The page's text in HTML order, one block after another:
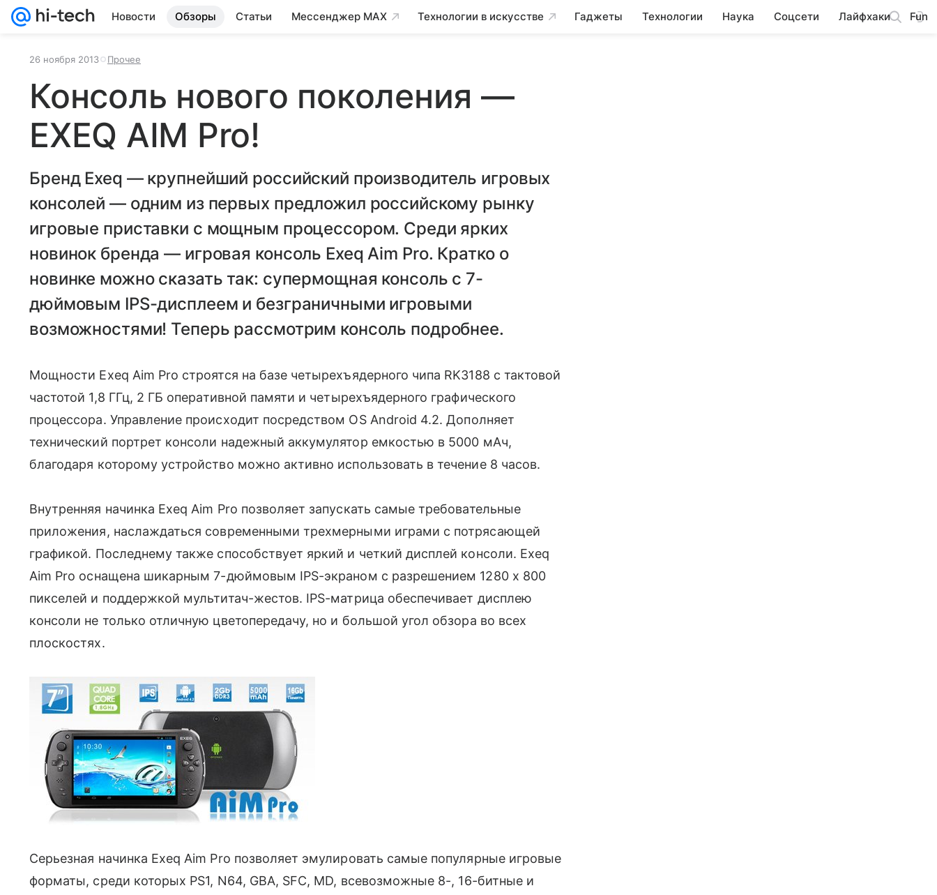
Новости Обзоры Статьи Мессенджер MAX Технологии в искусстве Гаджеты Технологии Наука Соцсети Лайфхаки Fun
26 ноября 2013 Прочее
Консоль нового поколения —
EXEQ AIM Pro!
Бренд Exeq — крупнейший российский производитель игровых
консолей — одним из первых предложил российскому рынку
игровые приставки с мощным процессором. Среди ярких
новинок бренда — игровая консоль Exeq Aim Pro. Кратко о
новинке можно сказать так: супермощная консоль с 7-
дюймовым IPS-дисплеем и безграничными игровыми
возможностями! Теперь рассмотрим консоль подробнее.
Мощности Exeq Aim Pro строятся на базе четырехъядерного чипа RK3188 с тактовой
частотой 1,8 ГГц, 2 ГБ оперативной памяти и четырехъядерного графического
процессора. Управление происходит посредством OS Android 4.2. Дополняет
технический портрет консоли надежный аккумулятор емкостью в 5000 мАч,
благодаря которому устройство можно активно использовать в течение 8 часов.
Внутренняя начинка Exeq Aim Pro позволяет запускать самые требовательные
приложения, наслаждаться современными трехмерными играми с потрясающей
графикой. Последнему также способствует яркий и четкий дисплей консоли. Exeq
Aim Pro оснащена шикарным 7-дюймовым IPS-экраном с разрешением 1280 х 800
пикселей и поддержкой мультитач-жестов. IPS-матрица обеспечивает дисплею
консоли не только отличную цветопередачу, но и большой угол обзора во всех
плоскостях.
Серьезная начинка Exeq Aim Pro позволяет эмулировать самые популярные игровые
форматы, среди которых PS1, N64, GBA, SFC, MD, всевозможные 8-, 16-битные и